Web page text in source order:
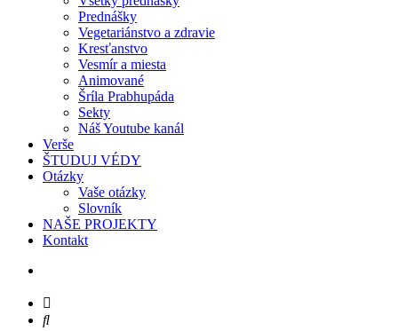
Prednášky
Vegetariánstvo a zdravie
Kresťanstvo
Vesmír a miesta
Animované
Šríla Prabhupáda
Sekty
Náš Youtube kanál
Verše
ŠTUDUJ VÉDY
Otázky
Vaše otázky
Slovník
NAŠE PROJEKTY
Kontakt